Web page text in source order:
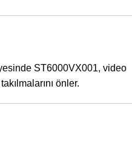
ST6000VX001, video
önler.